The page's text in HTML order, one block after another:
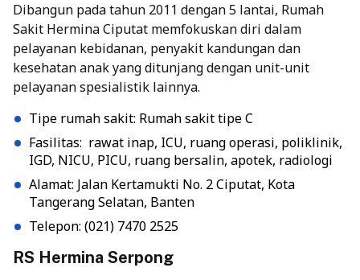
Dibangun pada tahun 2011 dengan 5 lantai, Rumah
Sakit Hermina Ciputat memfokuskan diri dalam
pelayanan kebidanan, penyakit kandungan dan
kesehatan anak yang ditunjang dengan unit-unit
pelayanan spesialistik lainnya.
Tipe rumah sakit: Rumah sakit tipe C
Fasilitas: rawat inap, ICU, ruang operasi, poliklinik,
IGD, NICU, PICU, ruang bersalin, apotek, radiologi
Alamat: Jalan Kertamukti No. 2 Ciputat, Kota
Tangerang Selatan, Banten
Telepon: (021) 7470 2525
RS Hermina Serpong